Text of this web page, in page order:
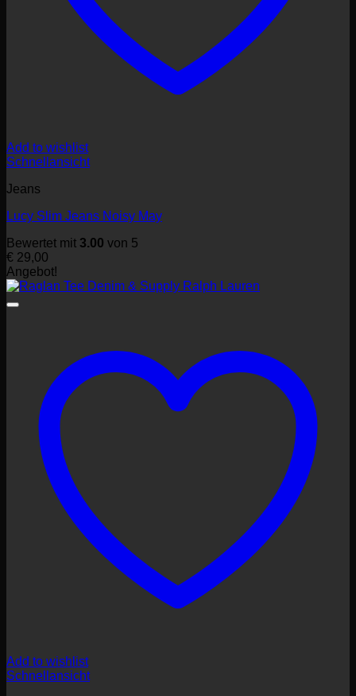
Add to wishlist
Schnellansicht
Jeans
Lucy Slim Jeans Noisy May
Bewertet mit 3.00 von 5
€ 29,00
Angebot!
Add to wishlist
Schnellansicht